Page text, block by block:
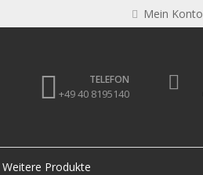
Mein Konto
TELEFON
+49 40 8195140
Weitere Produkte